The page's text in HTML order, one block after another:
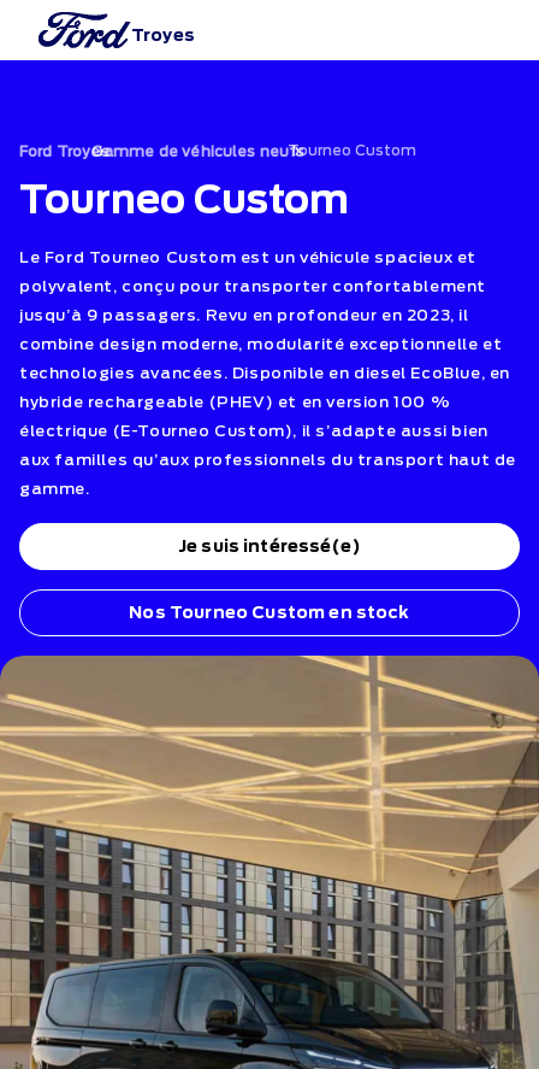
Troyes
Ford Troyes
›
Gamme de véhicules neufs
›
Tourneo Custom
Tourneo Custom
Le Ford Tourneo Custom est un véhicule spacieux et
polyvalent, conçu pour transporter confortablement
jusqu’à 9 passagers. Revu en profondeur en 2023, il
combine design moderne, modularité exceptionnelle et
technologies avancées. Disponible en diesel EcoBlue, en
hybride rechargeable (PHEV) et en version 100 %
électrique (E-Tourneo Custom), il s’adapte aussi bien
aux familles qu’aux professionnels du transport haut de
gamme.
Je suis intéressé(e)
Nos Tourneo Custom en stock